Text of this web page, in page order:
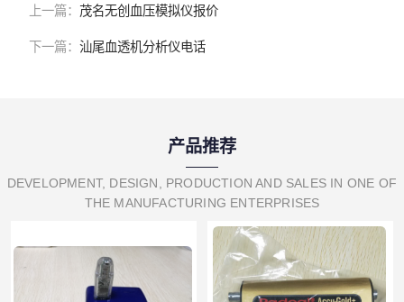
上一篇： 茂名无创血压模拟仪报价
下一篇： 汕尾血透机分析仪电话
产品推荐
DEVELOPMENT, DESIGN, PRODUCTION AND SALES IN ONE OF
THE MANUFACTURING ENTERPRISES